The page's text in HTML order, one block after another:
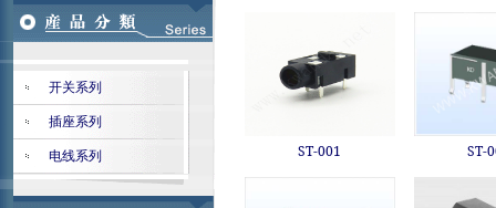
开关系列
插座系列
电线系列
ST-001 ST-